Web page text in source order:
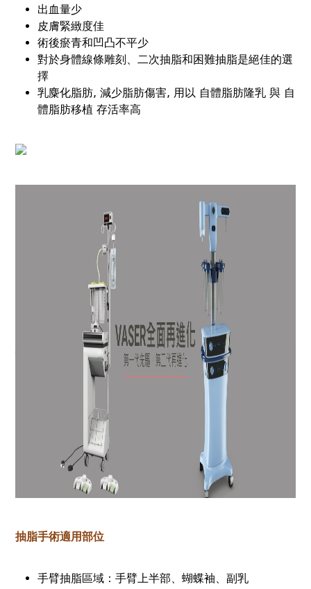
出血量少
皮膚緊緻度佳
術後瘀青和凹凸不平少
對於身體線條雕刻、二次抽脂和困難抽脂是絕佳的選
擇
乳麋化脂肪, 減少脂肪傷害, 用以 自體脂肪隆乳 與 自
體脂肪移植 存活率高
抽脂手術適用部位
手臂抽脂區域：手臂上半部、蝴蝶袖、副乳